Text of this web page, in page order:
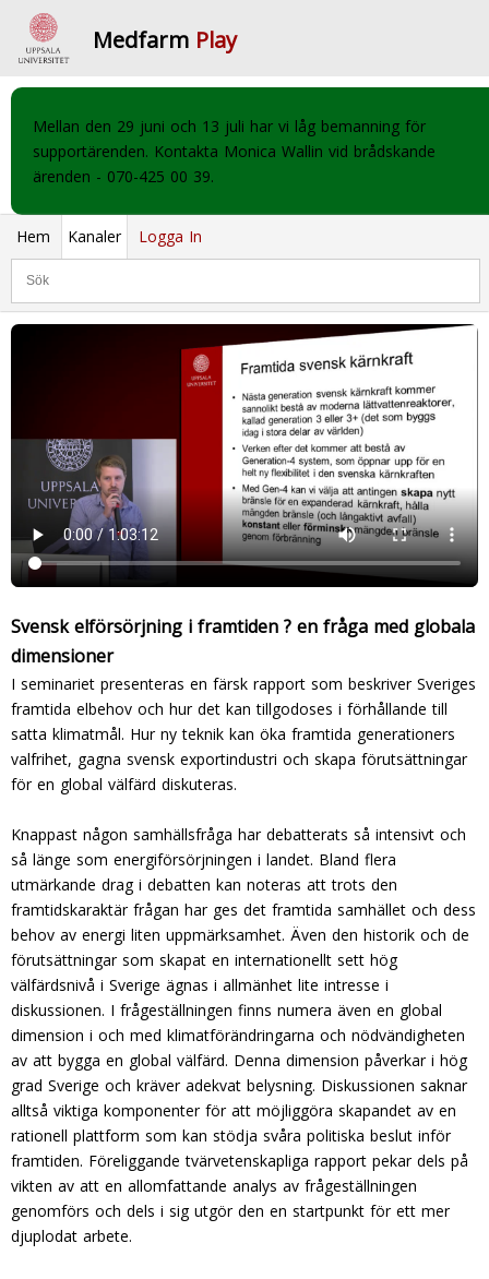
Medfarm Play
Mellan den 29 juni och 13 juli har vi låg bemanning för
supportärenden. Kontakta Monica Wallin vid brådskande
ärenden - 070-425 00 39.
Hem Kanaler Logga In
Svensk elförsörjning i framtiden ? en fråga med globala
dimensioner
I seminariet presenteras en färsk rapport som beskriver Sveriges
framtida elbehov och hur det kan tillgodoses i förhållande till
satta klimatmål. Hur ny teknik kan öka framtida generationers
valfrihet, gagna svensk exportindustri och skapa förutsättningar
för en global välfärd diskuteras.
Knappast någon samhällsfråga har debatterats så intensivt och
så länge som energiförsörjningen i landet. Bland flera
utmärkande drag i debatten kan noteras att trots den
framtidskaraktär frågan har ges det framtida samhället och dess
behov av energi liten uppmärksamhet. Även den historik och de
förutsättningar som skapat en internationellt sett hög
välfärdsnivå i Sverige ägnas i allmänhet lite intresse i
diskussionen. I frågeställningen finns numera även en global
dimension i och med klimatförändringarna och nödvändigheten
av att bygga en global välfärd. Denna dimension påverkar i hög
grad Sverige och kräver adekvat belysning. Diskussionen saknar
alltså viktiga komponenter för att möjliggöra skapandet av en
rationell plattform som kan stödja svåra politiska beslut inför
framtiden. Föreliggande tvärvetenskapliga rapport pekar dels på
vikten av att en allomfattande analys av frågeställningen
genomförs och dels i sig utgör den en startpunkt för ett mer
djuplodat arbete.